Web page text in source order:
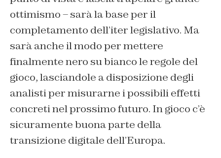
ottimismo – sarà la base per il
completamento dell’iter legislativo. Ma
sarà anche il modo per mettere
finalmente nero su bianco le regole del
gioco, lasciandole a disposizione degli
analisti per misurarne i possibili effetti
concreti nel prossimo futuro. In gioco c’è
sicuramente buona parte della
transizione digitale dell’Europa.